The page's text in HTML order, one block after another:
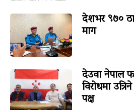
देशभर ९७०
माग
देउवा नेपाल
विरोधमा
पक्ष